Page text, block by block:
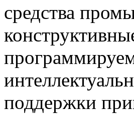
средства
поддержки